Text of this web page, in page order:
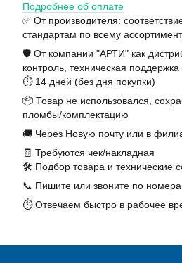
Подробнее об оплате
✅ От производителя:
стандартам по всему
🛡️ От компании "АРТИ" как
контроль, техническая
⏱️ 14 дней (без дня покупки)
📦 Товар не использовался,
пломбы/комплектацию
🚚 Через Новую почту или в
🧾 Требуются чек/накладная
🛠️ Подбор товара и технические
📞 Пишите или звоните по
⏱️ Отвечаем быстро в рабочее